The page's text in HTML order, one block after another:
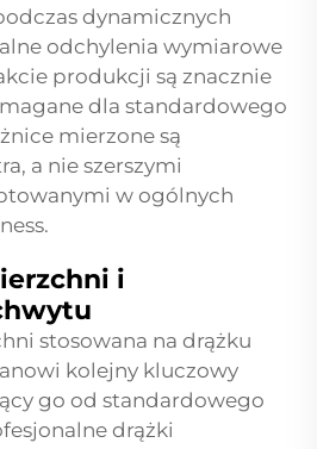
dynamicznych
odchylenia wymiarowe
produkcji są znacznie
dla standardowego
mierzone są
a nie szerszymi
w ogólnych
i
stosowana na drążku
kolejny kluczowy
go od standardowego
drążki